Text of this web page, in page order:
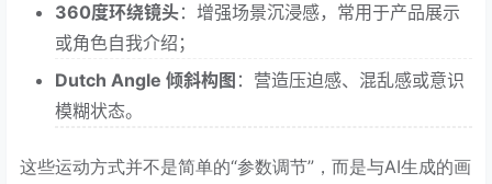
360度环绕镜头：增强场景沉浸感，常用于产品展示
或角色自我介绍；
Dutch Angle 倾斜构图 ：营造压迫感、混乱感或意识
模糊状态。
这些运动方式并不是简单的“参数调节”，而是与AI生成的画